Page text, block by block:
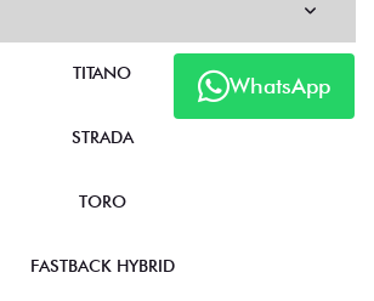
WhatsApp
TITANO
STRADA
TORO
FASTBACK HYBRID